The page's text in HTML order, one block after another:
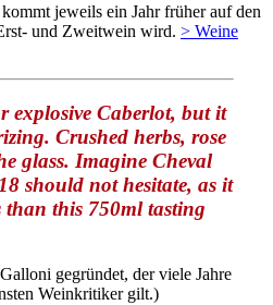
jeweils ein Jahr früher auf den
und Zweitwein wird. > Weine
explosive Caberlot, but it
Crushed herbs, rose
glass. Imagine Cheval
should not hesitate, as it
than this 750ml tasting
gegründet, der viele Jahre
Weinkritiker gilt.)